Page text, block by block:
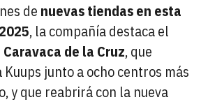
de nuevas tiendas en esta
, la compañía destaca el
Caravaca de la Cruz, que
Kuups junto a ocho centros más
y que reabrirá con la nueva